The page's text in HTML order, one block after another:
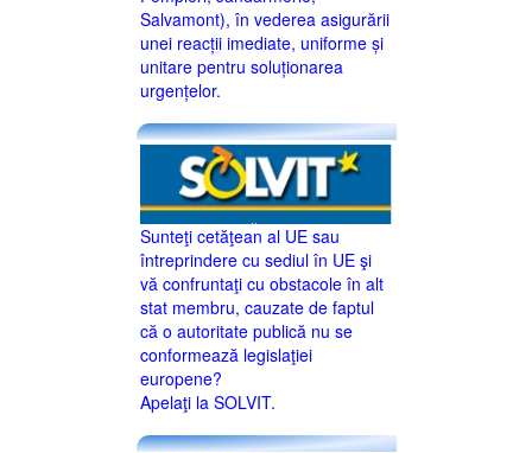
Salvamont), în vederea asigurării
unei reacții imediate, uniforme și
unitare pentru soluționarea
urgențelor.
Sunteţi cetăţean al UE sau
întreprindere cu sediul în UE şi
vă confruntaţi cu obstacole în alt
stat membru, cauzate de faptul
că o autoritate publică nu se
conformează legislaţiei
europene?
Apelaţi la SOLVIT.